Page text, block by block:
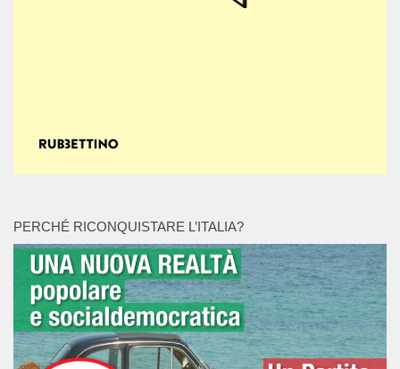
PERCHÉ RICONQUISTARE L’ITALIA?